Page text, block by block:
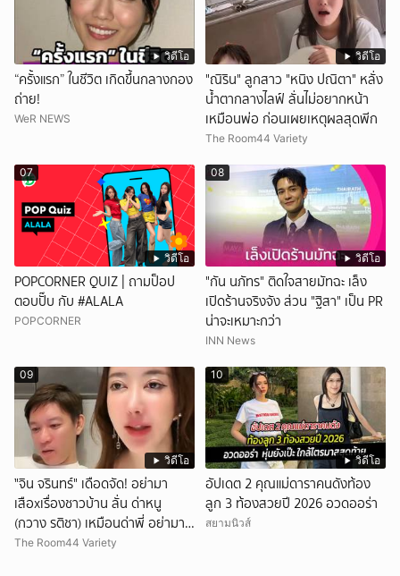
วิดีโอ
“ครั้งแรก” ในชีวิต เกิดขึ้นกลางกอง
ถ่าย!
WeR NEWS
วิดีโอ
"ณิริน" ลูกสาว "หนิง ปณิตา" หลั่ง
น้ำตากลางไลฟ์ ลั่นไม่อยากหน้า
เหมือนพ่อ ก่อนเผยเหตุผลสุดพีก
The Room44 Variety
วิดีโอ
07
POPCORNER QUIZ | ถามป็อป
ตอบปั๊บ กับ #ALALA
POPCORNER
วิดีโอ
08
"กัน นภัทร" ติดใจสายมัทฉะ เล็ง
เปิดร้านจริงจัง ส่วน "ฐิสา" เป็น PR
น่าจะเหมาะกว่า
INN News
วิดีโอ
09
ั่"จิน จรินทร์" เดือดจัด! อย่ามา
เสือxเรื่องชาวบ้าน ลั่น ด่าหนู
(กวาง รติชา) เหมือนด่าพี่ อย่ามา
ยุ่งกับคนของผม จบ!!!
The Room44 Variety
วิดีโอ
10
อัปเดต 2 คุณแม่ดาราคนดังท้อง
ลูก 3 ท้องสวยปี 2026 อวดออร่า
สยามนิวส์